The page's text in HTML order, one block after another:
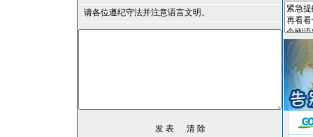
请各位遵纪守法并注意语言文明。